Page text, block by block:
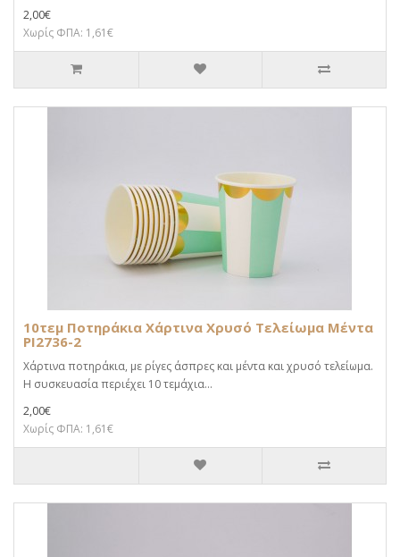
2,00€
Χωρίς ΦΠΑ: 1,61€
10τεμ Ποτηράκια Χάρτινα Χρυσό Τελείωμα Μέντα
PI2736-2
Χάρτινα ποτηράκια, με ρίγες άσπρες και μέντα και χρυσό τελείωμα.
Η συσκευασία περιέχει 10 τεμάχια...
2,00€
Χωρίς ΦΠΑ: 1,61€